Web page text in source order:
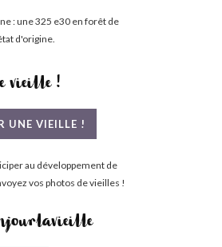
: une 325 e30 en forêt de
d'origine.
vieille !
UNE VIEILLE !
au développement de
vos photos de vieilles !